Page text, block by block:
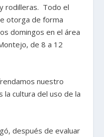
rodilleras. Todo el
otorga de forma
domingos en el área
de 8 a 12
nuestro
la cultura del uso de la
después de evaluar